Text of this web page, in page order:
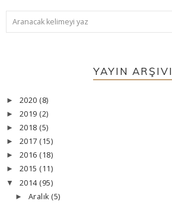
YAYIN ARŞIVI
► 2020 (8)
► 2019 (2)
► 2018 (5)
► 2017 (15)
► 2016 (18)
► 2015 (11)
▼ 2014 (95)
► Aralık (5)